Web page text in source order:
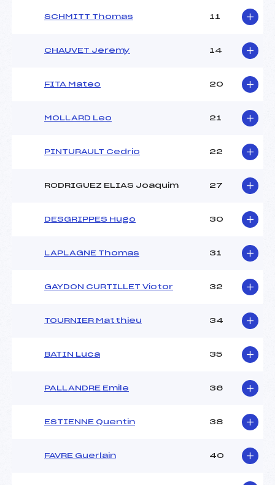
SCHMITT Thomas 11
CHAUVET Jeremy 14
FITA Mateo 20
MOLLARD Leo 21
PINTURAULT Cedric 22
RODRIGUEZ ELIAS Joaquim 27
DESGRIPPES Hugo 30
LAPLAGNE Thomas 31
GAYDON CURTILLET Victor 32
TOURNIER Matthieu 34
BATIN Luca 35
PALLANDRE Emile 36
ESTIENNE Quentin 38
FAVRE Guerlain 40